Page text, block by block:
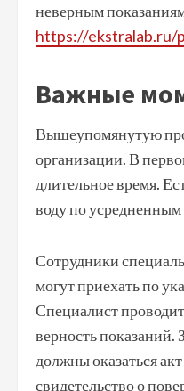
неверным
https://ekstralab.ru/
Важные
Вышеупомянутую
организации. В
длительное время.
воду по усредненным
Сотрудники
могут приехать по
Специалист
верность показаний.
должны оказаться
свидетельство о